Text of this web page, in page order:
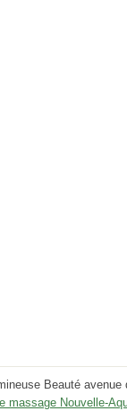
Beauté avenue
massage Nouvelle-